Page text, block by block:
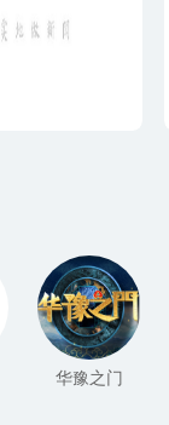
华豫之门